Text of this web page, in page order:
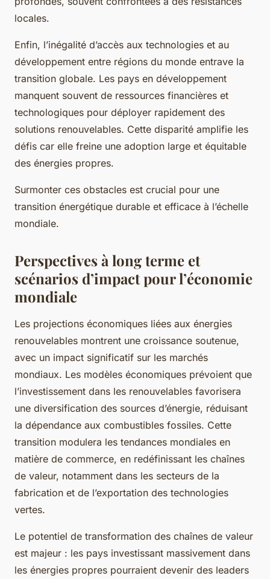
locales.
Enfin, l’inégalité d’accès aux technologies et au
développement entre régions du monde entrave la
transition globale. Les pays en développement
manquent souvent de ressources financières et
technologiques pour déployer rapidement des
solutions renouvelables. Cette disparité amplifie les
défis car elle freine une adoption large et équitable
des énergies propres.
Surmonter ces obstacles est crucial pour une
transition énergétique durable et efficace à l’échelle
mondiale.
Perspectives à long terme et
scénarios d’impact pour l’économie
mondiale
Les projections économiques liées aux énergies
renouvelables montrent une croissance soutenue,
avec un impact significatif sur les marchés
mondiaux. Les modèles économiques prévoient que
l’investissement dans les renouvelables favorisera
une diversification des sources d’énergie, réduisant
la dépendance aux combustibles fossiles. Cette
transition modulera les tendances mondiales en
matière de commerce, en redéfinissant les chaînes
de valeur, notamment dans les secteurs de la
fabrication et de l’exportation des technologies
vertes.
Le potentiel de transformation des chaînes de valeur
est majeur : les pays investissant massivement dans
les énergies propres pourraient devenir des leaders